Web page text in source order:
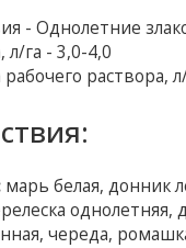
- Однолетние
л/га - 3,0-4,0
раствора,
марь белая, донник
череда,